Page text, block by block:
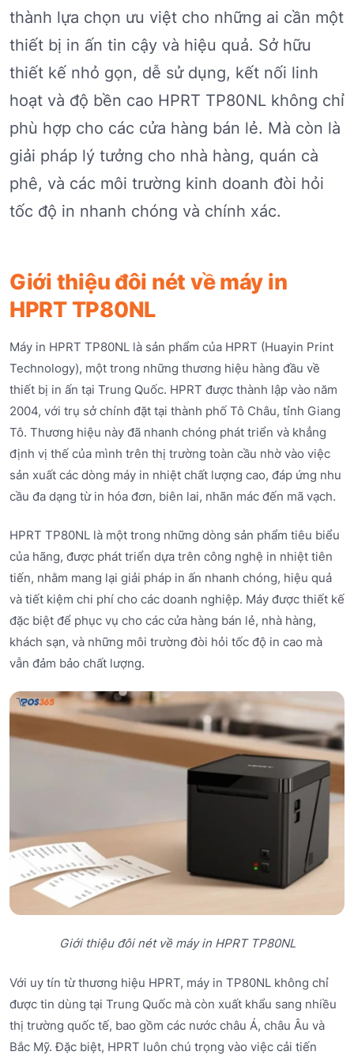
thành lựa chọn ưu việt cho những ai cần một
thiết bị in ấn tin cậy và hiệu quả. Sở hữu
thiết kế nhỏ gọn, dễ sử dụng, kết nối linh
hoạt và độ bền cao HPRT TP80NL không chỉ
phù hợp cho các cửa hàng bán lẻ. Mà còn là
giải pháp lý tưởng cho nhà hàng, quán cà
phê, và các môi trường kinh doanh đòi hỏi
tốc độ in nhanh chóng và chính xác.
Giới thiệu đôi nét về máy in
HPRT TP80NL
Máy in HPRT TP80NL là sản phẩm của HPRT (Huayin Print
Technology), một trong những thương hiệu hàng đầu về
thiết bị in ấn tại Trung Quốc. HPRT được thành lập vào năm
2004, với trụ sở chính đặt tại thành phố Tô Châu, tỉnh Giang
Tô. Thương hiệu này đã nhanh chóng phát triển và khẳng
định vị thế của mình trên thị trường toàn cầu nhờ vào việc
sản xuất các dòng máy in nhiệt chất lượng cao, đáp ứng nhu
cầu đa dạng từ in hóa đơn, biên lai, nhãn mác đến mã vạch.
HPRT TP80NL là một trong những dòng sản phẩm tiêu biểu
của hãng, được phát triển dựa trên công nghệ in nhiệt tiên
tiến, nhằm mang lại giải pháp in ấn nhanh chóng, hiệu quả
và tiết kiệm chi phí cho các doanh nghiệp. Máy được thiết kế
đặc biệt để phục vụ cho các cửa hàng bán lẻ, nhà hàng,
khách sạn, và những môi trường đòi hỏi tốc độ in cao mà
vẫn đảm bảo chất lượng.
Giới thiệu đôi nét về máy in HPRT TP80NL
Với uy tín từ thương hiệu HPRT, máy in TP80NL không chỉ
được tin dùng tại Trung Quốc mà còn xuất khẩu sang nhiều
thị trường quốc tế, bao gồm các nước châu Á, châu Âu và
Bắc Mỹ. Đặc biệt, HPRT luôn chú trọng vào việc cải tiến